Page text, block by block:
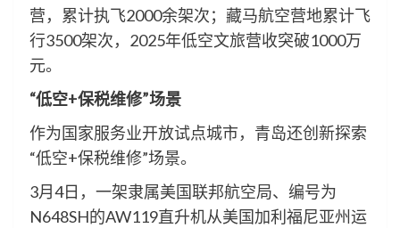
营，累计执飞2000余架次；藏马航空营地累计飞
行3500架次，2025年低空文旅营收突破1000万
元。
“低空+保税维修”场景
作为国家服务业开放试点城市，青岛还创新探索
“低空+保税维修”场景。
3月4日，一架隶属美国联邦航空局、编号为
N648SH的AW119直升机从美国加利福尼亚州运